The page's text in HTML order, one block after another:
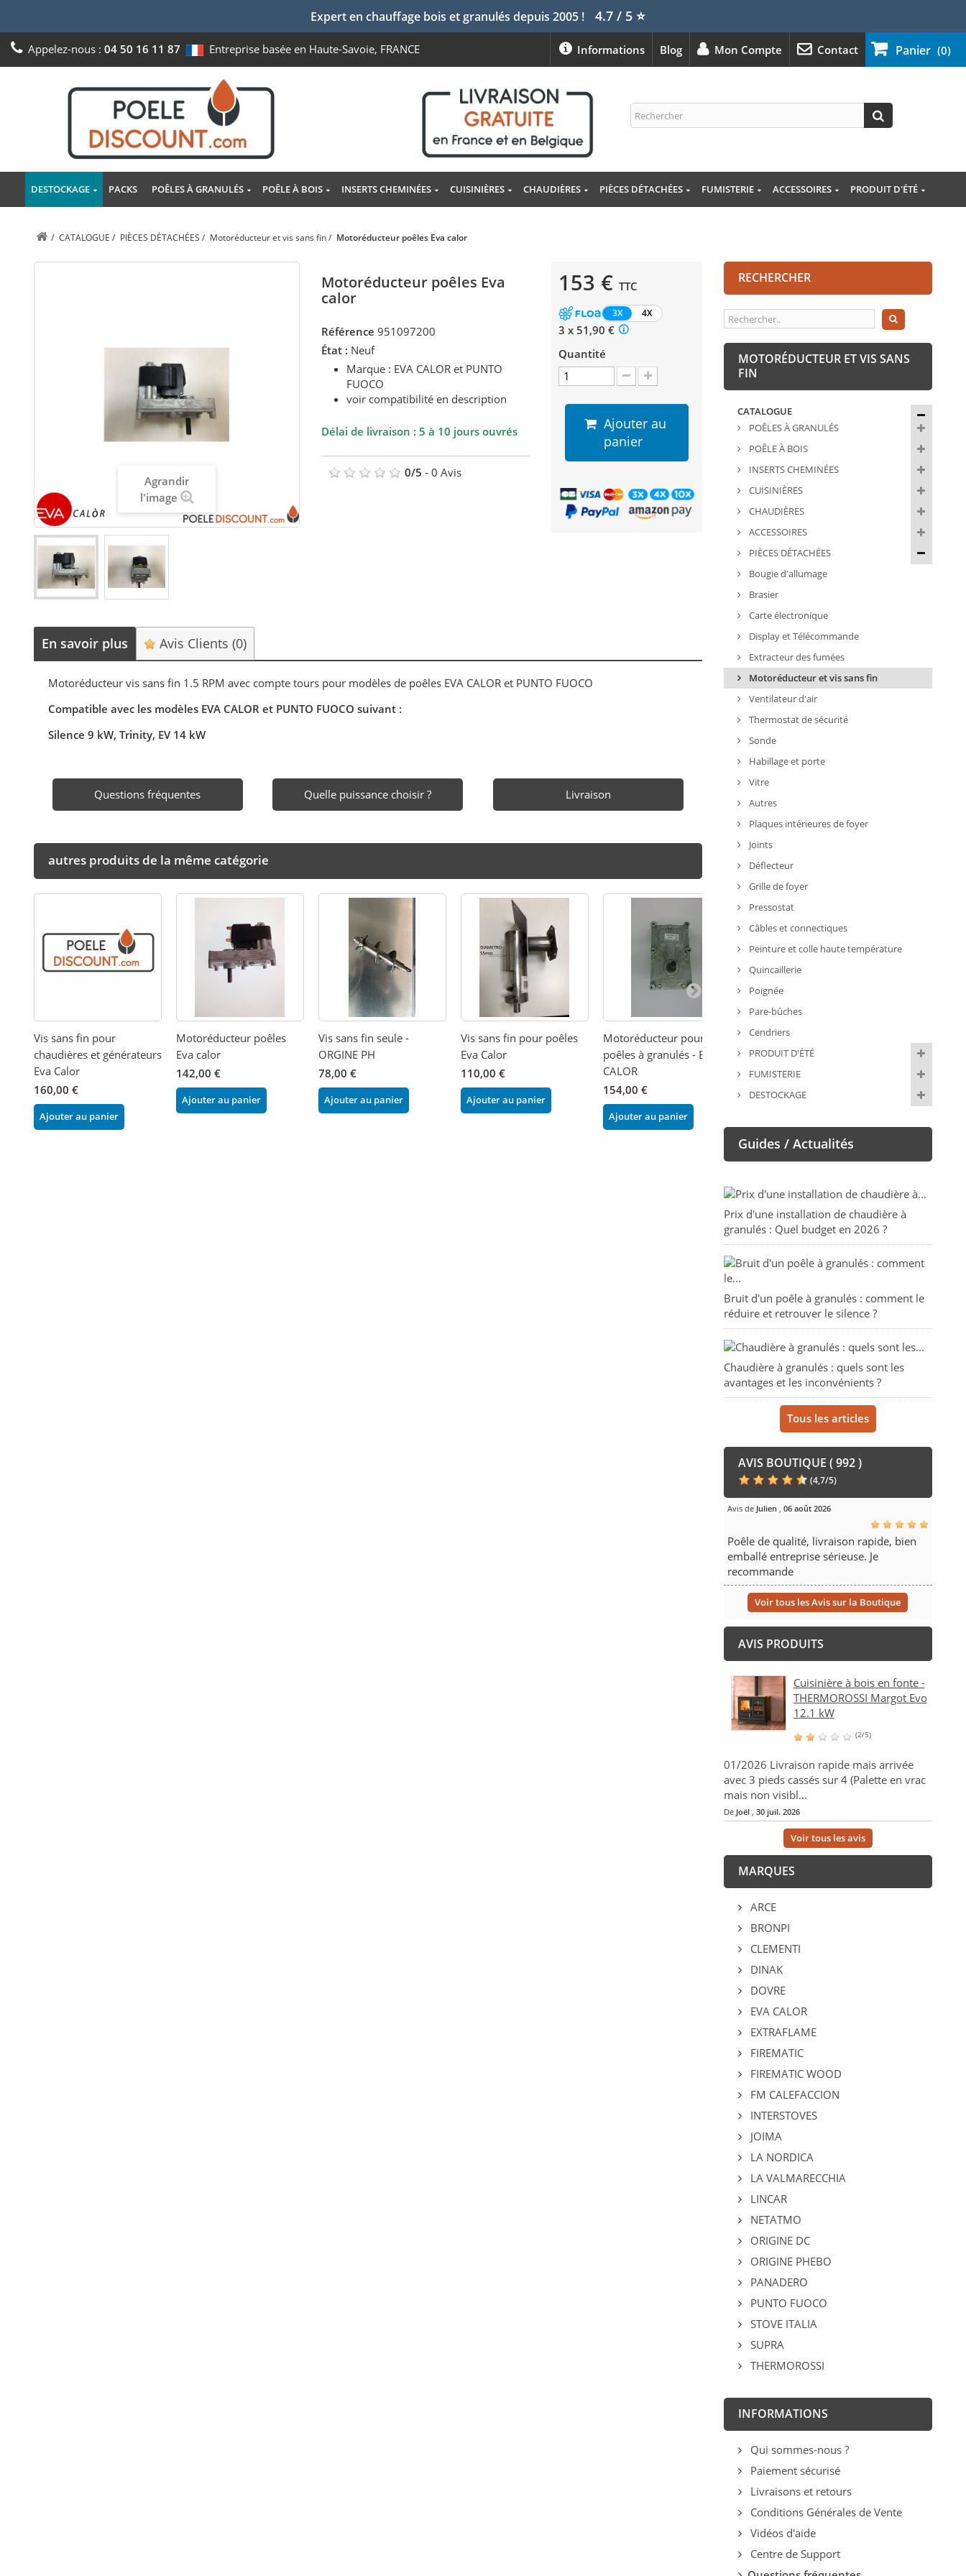
Expert en chauffage bois et granulés depuis 2005 ! 4.7 / 5⭐
Panier (0)
Appelez-nous : 04 50 16 11 87 Entreprise basée en Haute-Savoie, FRANCE Contact
Mon Compte
Blog
Informations
DESTOCKAGE PACKS POÊLES À GRANULÉS POÊLE À BOIS INSERTS CHEMINÉES CUISINIÈRES CHAUDIÈRES PIÈCES DÉTACHÉES FUMISTERIE ACCESSOIRES PRODUIT D'ÉTÉ
/ CATALOGUE / PIÈCES DÉTACHÉES / Motoréducteur et vis sans fin/ Motoréducteur poêles Eva calor
Agrandir
l'image
Motoréducteur poêles Eva
calor
Référence 951097200
État : Neuf
Marque : EVA CALOR et PUNTO
FUOCO
voir compatibilité en description
Délai de livraison : 5 à 10 jours ouvrés
0/5 - 0 Avis
153 € TTC
3X 4X
3 x 51,90 €
Quantité
Ajouter au
panier
En savoir plus Avis Clients(0)
Motoréducteur vis sans fin 1.5 RPM avec compte tours pour modèles de poêles EVA CALOR et PUNTO FUOCO
Compatible avec les modèles EVA CALOR et PUNTO FUOCO suivant :
Silence 9 kW, Trinity, EV 14 kW
Questions fréquentes Quelle puissance choisir ? Livraison
autres produits de la même catégorie
Vis sans fin pour
chaudières et générateurs
Eva Calor
160,00 €
Ajouter au panier
Motoréducteur poêles
Eva calor
142,00 €
Ajouter au panier
Vis sans fin seule -
ORGINE PH
78,00 €
Ajouter au panier
Vis sans fin pour poêles
Eva Calor
110,00 €
Ajouter au panier
Motoréducteur pour
poêles à granulés - EVA
CALOR
154,00 €
Ajouter au panier
Vis sans fin bloc complet
- ORGINE PH
206,00 €
Ajouter au panier
EVACALOR
208,00 €
Ajouter au
RECHERCHER
MOTORÉDUCTEUR ET VIS SANS
FIN
CATALOGUE
POÊLES À GRANULÉS
POÊLE À BOIS
INSERTS CHEMINÉES
CUISINIÈRES
CHAUDIÈRES
ACCESSOIRES
PIÈCES DÉTACHÉES
Bougie d'allumage
Brasier
Carte électronique
Display et Télécommande
Extracteur des fumées
Motoréducteur et vis sans fin
Ventilateur d'air
Thermostat de sécurité
Sonde
Habillage et porte
Vitre
Autres
Plaques intérieures de foyer
Joints
Déflecteur
Grille de foyer
Pressostat
Câbles et connectiques
Peinture et colle haute température
Quincaillerie
Poignée
Pare-bûches
Cendriers
PRODUIT D'ÉTÉ
FUMISTERIE
DESTOCKAGE
Guides / Actualités
Prix d'une installation de chaudière à
granulés : Quel budget en 2026 ?
Bruit d'un poêle à granulés : comment le
réduire et retrouver le silence ?
Chaudière à granulés : quels sont les
avantages et les inconvénients ?
Tous les articles
AVIS BOUTIQUE ( 992 )
(4,7/5)
Avis de Julien, 06 août 2026
Poêle de qualité, livraison rapide, bien
emballé entreprise sérieuse. Je
recommande
Voir tous les Avis sur la Boutique
AVIS PRODUITS
Cuisinière à bois en fonte -
THERMOROSSI Margot Evo
12.1 kW
(2/5)
01/2026 Livraison rapide mais arrivée
avec 3 pieds cassés sur 4 (Palette en vrac
mais non visibl...
De Joël, 30 juil. 2026
Voir tous les avis
MARQUES
ARCE
BRONPI
CLEMENTI
DINAK
DOVRE
EVA CALOR
EXTRAFLAME
FIREMATIC
FIREMATIC WOOD
FM CALEFACCION
INTERSTOVES
JOIMA
LA NORDICA
LA VALMARECCHIA
LINCAR
NETATMO
ORIGINE DC
ORIGINE PHEBO
PANADERO
PUNTO FUOCO
STOVE ITALIA
SUPRA
THERMOROSSI
INFORMATIONS
Qui sommes-nous ?
Paiement sécurisé
Livraisons et retours
Conditions Générales de Vente
Vidéos d'aide
Centre de Support